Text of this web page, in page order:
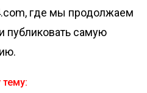
где мы продолжаем
публиковать самую
тему: